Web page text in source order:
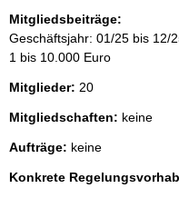
Mitgliedsbeiträge:
Geschäftsjahr: 01/25 bis 12/
1 bis 10.000 Euro
Mitglieder: 20
Mitgliedschaften: keine
Aufträge: keine
Konkrete